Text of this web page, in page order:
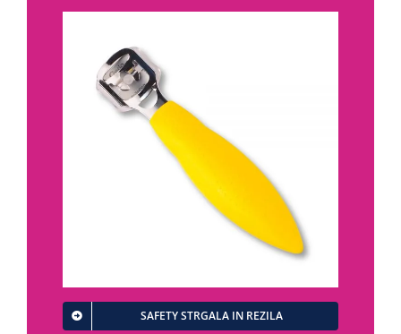
SAFETY STRGALA IN REZILA